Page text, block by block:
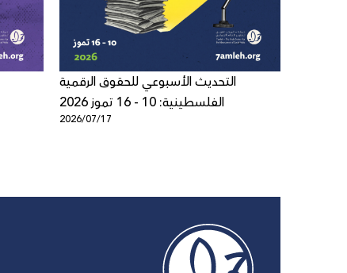
التحديث الأسبوعي للحقوق الرقمية
الفلسطينية: 10 - 16 تموز 2026
2026/07/17